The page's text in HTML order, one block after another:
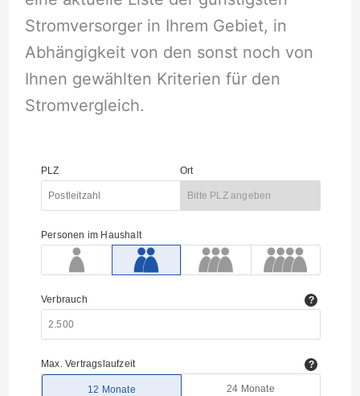
Stromversorger in Ihrem Gebiet, in
Abhängigkeit von den sonst noch von
Ihnen gewählten Kriterien für den
Stromvergleich.